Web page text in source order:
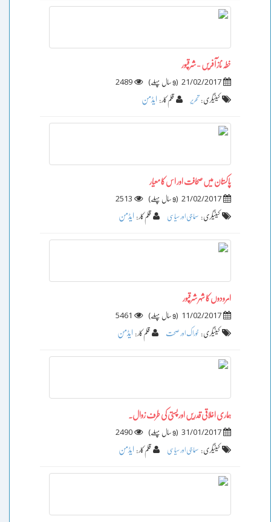
خطہ ناز آفریں - شرقپور
21/02/2017
(9 سال پہلے )
2489
کیٹیگری : تحریر قلم کار : ایڈمن
پاکستان میں صحافت اور اس کا معیار
21/02/2017
(9 سال پہلے )
2513
کیٹیگری : سماجی اور سیاسی قلم کار : ایڈمن
امرودوں کا شہر شرقپور
11/02/2017
(9 سال پہلے )
5461
کیٹیگری : خوراک اور صحت قلم کار : ایڈمن
ہماری اخلاقی قدریں اور پستی کی طرف زوال۔
31/01/2017
(9 سال پہلے )
2490
کیٹیگری : سماجی اور سیاسی قلم کار : ایڈمن